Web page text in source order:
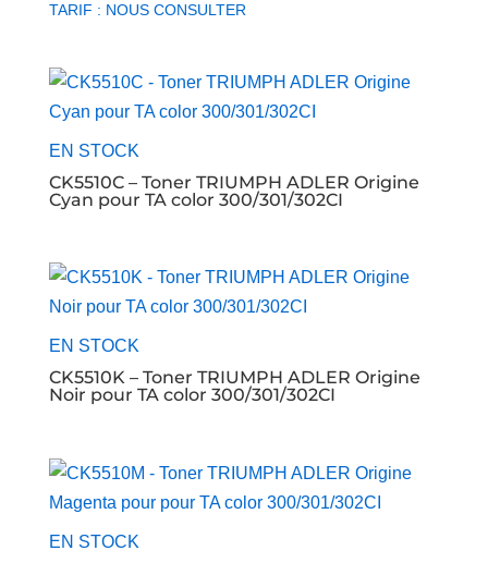
TARIF : NOUS CONSULTER
EN STOCK
CK5510C – Toner TRIUMPH ADLER Origine
Cyan pour TA color 300/301/302CI
EN STOCK
CK5510K – Toner TRIUMPH ADLER Origine
Noir pour TA color 300/301/302CI
EN STOCK